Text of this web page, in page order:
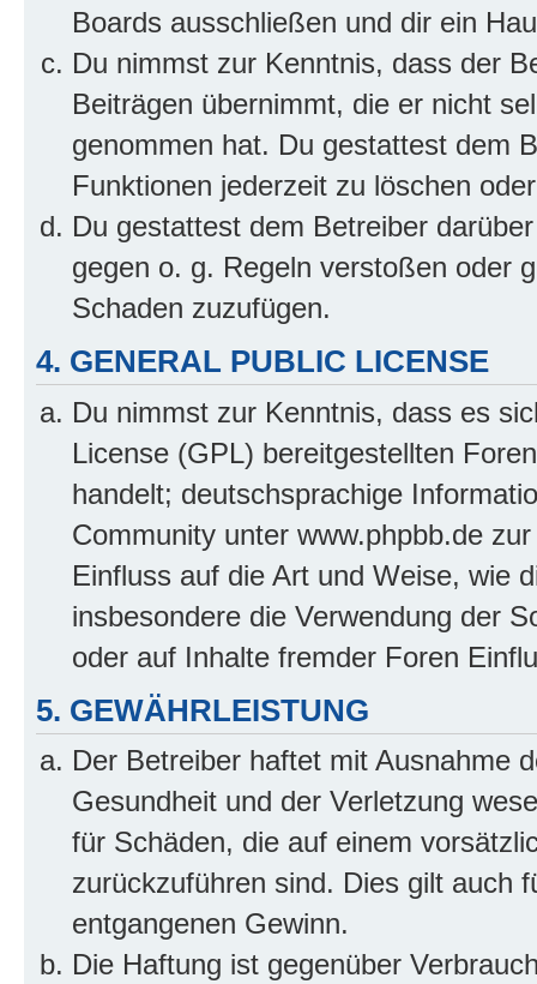
Boards ausschließen und dir ein
Du nimmst zur Kenntnis, dass der
Beiträgen übernimmt, die er nicht
genommen hat. Du gestattest dem
Funktionen jederzeit zu löschen
Du gestattest dem Betreiber
gegen o. g. Regeln verstoßen oder
Schaden zuzufügen.
4. GENERAL PUBLIC LICENSE
Du nimmst zur Kenntnis, dass es
License (GPL) bereitgestellten
handelt; deutschsprachige
Community unter www.phpbb.de
Einfluss auf die Art und Weise, wie
insbesondere die Verwendung der
oder auf Inhalte fremder Foren
5. GEWÄHRLEISTUNG
Der Betreiber haftet mit Ausnahme
Gesundheit und der Verletzung
für Schäden, die auf einem
zurückzuführen sind. Dies gilt auch
entgangenen Gewinn.
Die Haftung ist gegenüber